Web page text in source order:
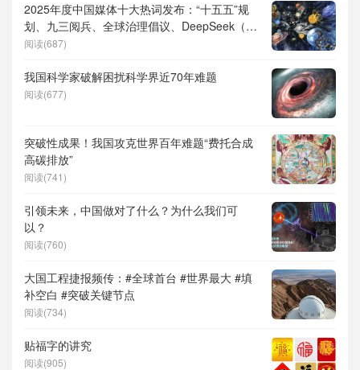
2025年度中国媒体十大热词发布：“十五五”规
划、九三阅兵、全球治理倡议、DeepSeek（深
度求索）、人形机器人、苏超、票根经济、育
阅读(687)
我国科学家破解困扰科学界近70年难题
阅读(677)
突破性成果！我国攻克世界百年难题“费托合成
高碳排放”
阅读(741)
引领未来，中国做对了什么？为什么我们可
以？
阅读(760)
大国工程捷报频传：#全球首台 #世界最大 #填
补空白 #突破关键节点
阅读(734)
贴福字的讲究
阅读(905)